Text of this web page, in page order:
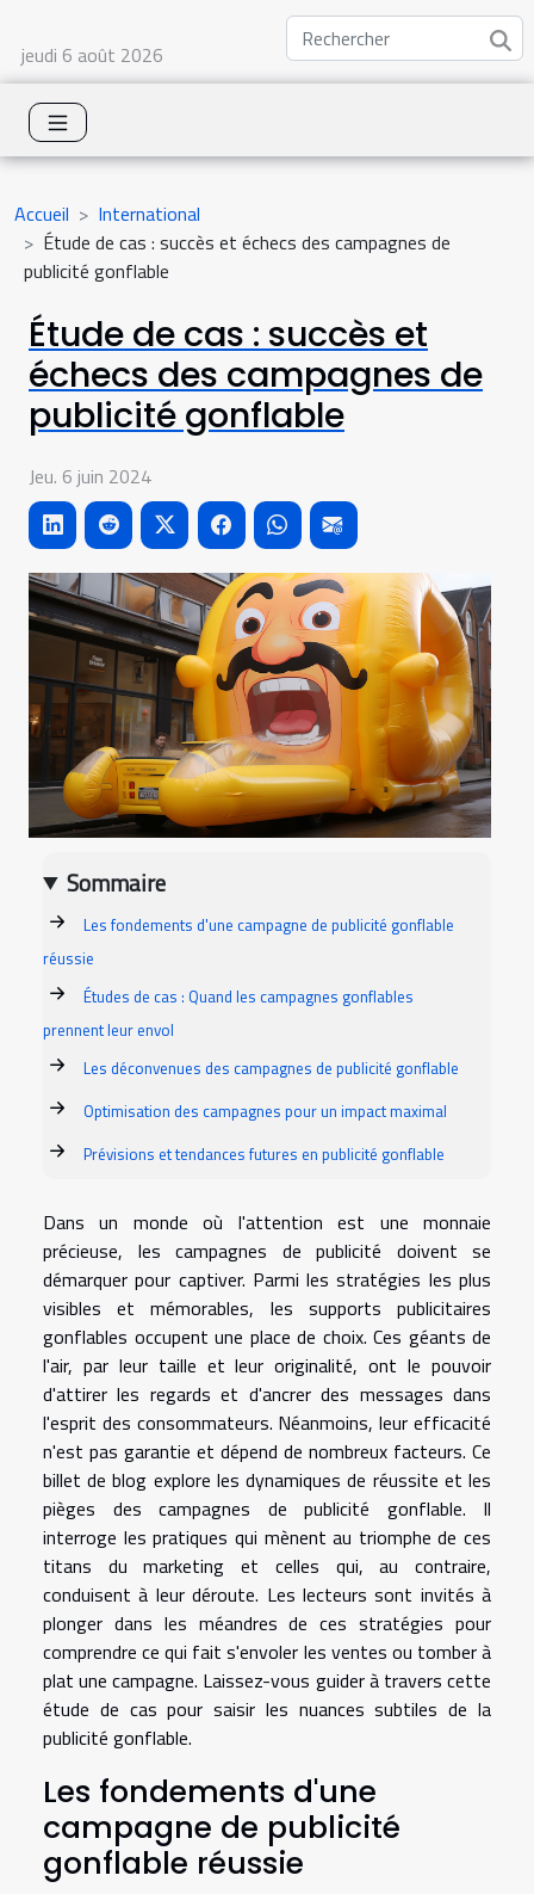
jeudi 6 août 2026
Accueil
International
Étude de cas : succès et échecs des campagnes de
publicité gonflable
Étude de cas : succès et
échecs des campagnes de
publicité gonflable
Jeu. 6 juin 2024
Sommaire
Les fondements d'une campagne de publicité gonflable
réussie
Études de cas : Quand les campagnes gonflables
prennent leur envol
Les déconvenues des campagnes de publicité gonflable
Optimisation des campagnes pour un impact maximal
Prévisions et tendances futures en publicité gonflable
Dans un monde où l'attention est une monnaie
précieuse, les campagnes de publicité doivent se
démarquer pour captiver. Parmi les stratégies les plus
visibles et mémorables, les supports publicitaires
gonflables occupent une place de choix. Ces géants de
l'air, par leur taille et leur originalité, ont le pouvoir
d'attirer les regards et d'ancrer des messages dans
l'esprit des consommateurs. Néanmoins, leur efficacité
n'est pas garantie et dépend de nombreux facteurs. Ce
billet de blog explore les dynamiques de réussite et les
pièges des campagnes de publicité gonflable. Il
interroge les pratiques qui mènent au triomphe de ces
titans du marketing et celles qui, au contraire,
conduisent à leur déroute. Les lecteurs sont invités à
plonger dans les méandres de ces stratégies pour
comprendre ce qui fait s'envoler les ventes ou tomber à
plat une campagne. Laissez-vous guider à travers cette
étude de cas pour saisir les nuances subtiles de la
publicité gonflable.
Les fondements d'une
campagne de publicité
gonflable réussie